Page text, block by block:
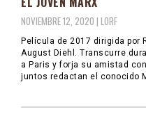
NOVIEMBRE 12, 2020 | LORF
Película de 2017 dirigida por
August Diehl. Transcurre
a Paris y forja su amistad
juntos redactan el conocido